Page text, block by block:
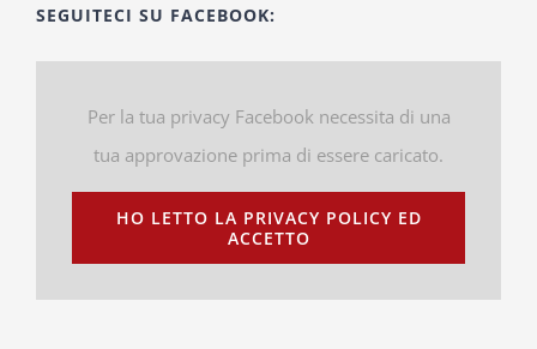
SEGUITECI SU FACEBOOK:
Per la tua privacy Facebook necessita di una
tua approvazione prima di essere caricato.
HO LETTO LA PRIVACY POLICY ED
ACCETTO